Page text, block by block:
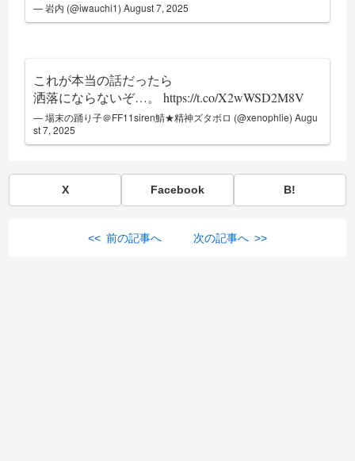
— 岩内 (@iwauchi1)August 7, 2025
これが本当の話だったら
洒落にならないぞ…。https://t.co/X2wWSD2M8V
— 場末の踊り子＠FF11siren鯖★精神ズタボロ (@xenophlie)Augu
st 7, 2025
X Facebook B!
<< 前の記事へ 次の記事へ >>